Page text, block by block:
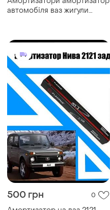
автомобіля ваз жигули
500 грн 0